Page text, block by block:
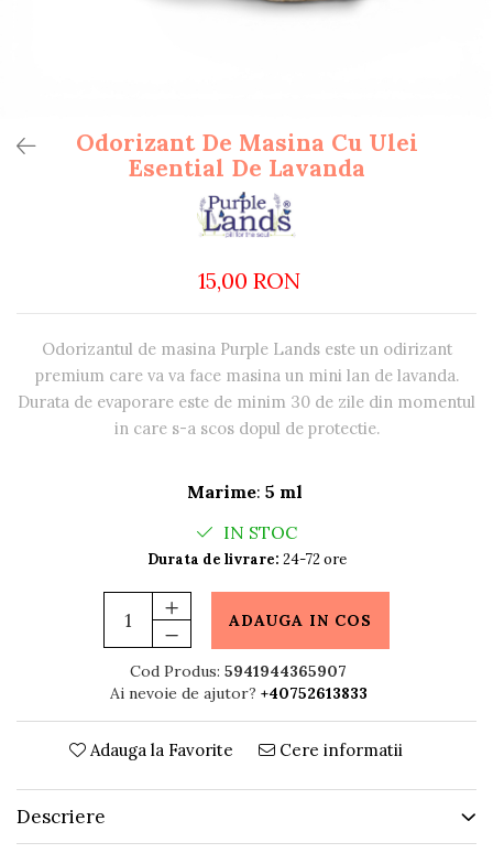
Unt de Corp Solid
Odorizant De Masina Cu Ulei
Esential De Lavanda
15,00 RON
Odorizantul de masina Purple Lands este un odirizant
premium care va va face masina un mini lan de lavanda.
Durata de evaporare este de minim 30 de zile din momentul
in care s-a scos dopul de protectie.
Marime: 5 ml
IN STOC
Durata de livrare: 24-72 ore
ADAUGA IN COS
Cod Produs: 5941944365907
Ai nevoie de ajutor? +40752613833
Adauga la Favorite Cere informatii
Descriere